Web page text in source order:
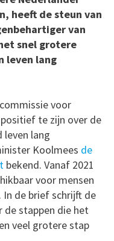
heeft de steun van
van
snel grotere
leven lang
voor
te zijn over de
lang
Koolmees de
bekend. Vanaf 2021
voor mensen
de brief schrijft de
de stappen die het
veel grotere stap